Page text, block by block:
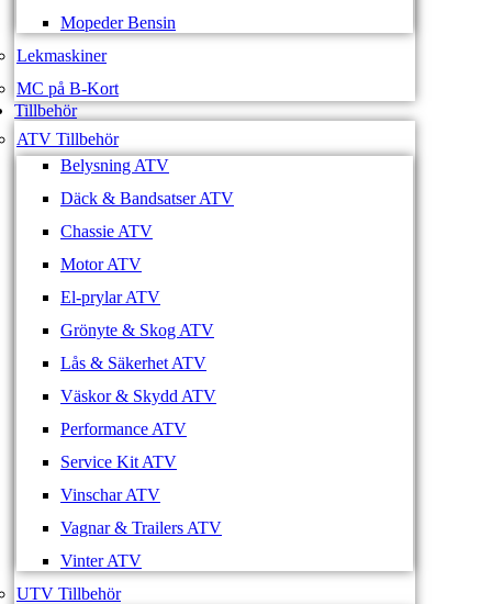
Mopeder Bensin
Lekmaskiner
MC på B-Kort
Tillbehör
ATV Tillbehör
Belysning ATV
Däck & Bandsatser ATV
Chassie ATV
Motor ATV
El-prylar ATV
Grönyte & Skog ATV
Lås & Säkerhet ATV
Väskor & Skydd ATV
Performance ATV
Service Kit ATV
Vinschar ATV
Vagnar & Trailers ATV
Vinter ATV
UTV Tillbehör